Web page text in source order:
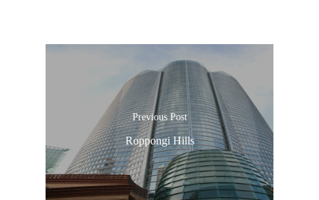
Previous Post
Roppongi Hills